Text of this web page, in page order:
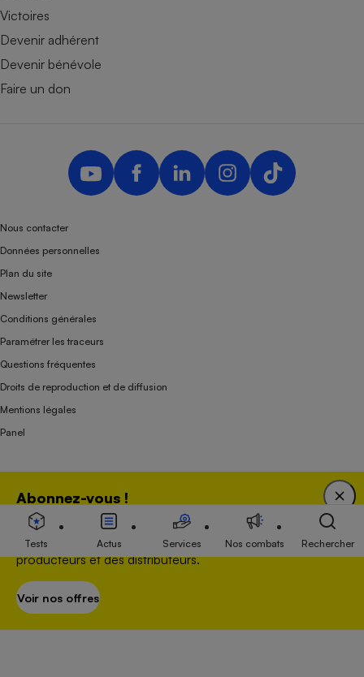
Abonnez-vous !
Bénéficiez d'une expertise unique tout en soutenant
une association 100 % indépendante de l'Etat, des
producteurs et des distributeurs.
Voir nos offres
Victoires
Devenir adhérent
Devenir bénévole
Faire un don
Nous contacter
Données personnelles
Plan du site
Newsletter
Conditions générales
Paramétrer les traceurs
Questions fréquentes
Droits de reproduction et de diffusion
Mentions légales
Panel
Association indépendante de l’État, des syndicats, des producteurs et des
distributeurs depuis 1951.
Tests Actus Services Nos combats Rechercher